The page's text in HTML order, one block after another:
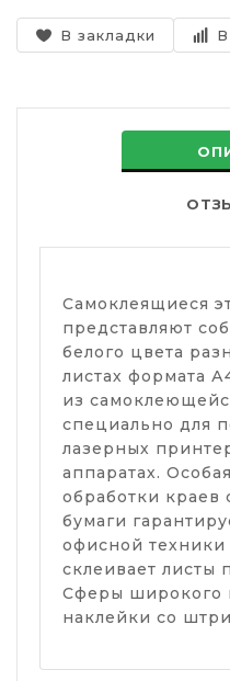
В закладки
Самоклеящиеся
представляют
белого цвета
листах формата
из
специально для
лазерных
аппаратах.
обработки
бумаги
офисной
склеивает листы
Сферы широкого
наклейки со